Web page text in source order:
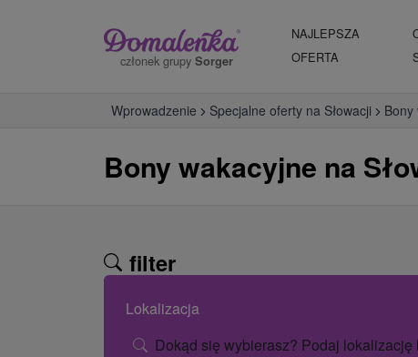
członek grupy Sorger
NAJLEPSZA
OFERTA
Wprowadzenie Specjalne oferty na Słowacji Bony
Bony wakacyjne na
filter
Lokalizacja
Dokąd się wybierasz? Podaj lokalizację